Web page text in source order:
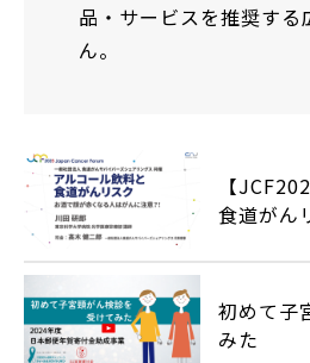
品・サービスを推奨する
ん。
【
食道がん
初めて子
みた